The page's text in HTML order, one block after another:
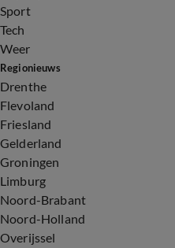
Sport
Tech
Weer
Regionieuws
Drenthe
Flevoland
Friesland
Gelderland
Groningen
Limburg
Noord-Brabant
Noord-Holland
Overijssel